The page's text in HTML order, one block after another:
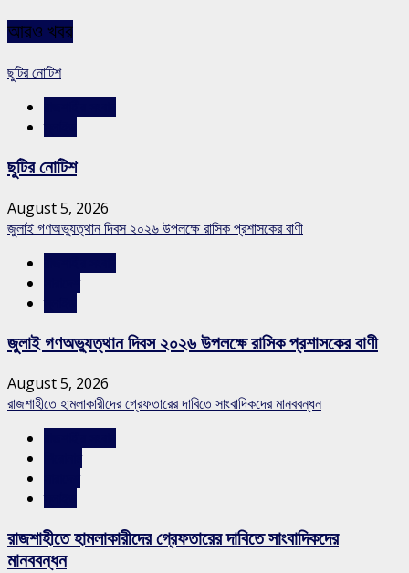
আরও খবর
ছুটির নোটিশ
ছুটির নোটিশ
August 5, 2026
জুলাই গণঅভ্যুত্থান দিবস ২০২৬ উপলক্ষে রাসিক প্রশাসকের বাণী
জুলাই গণঅভ্যুত্থান দিবস ২০২৬ উপলক্ষে রাসিক প্রশাসকের বাণী
August 5, 2026
রাজশাহীতে হামলাকারীদের গ্রেফতারের দাবিতে সাংবাদিকদের মানববন্ধন
রাজশাহীতে হামলাকারীদের গ্রেফতারের দাবিতে সাংবাদিকদের
মানববন্ধন